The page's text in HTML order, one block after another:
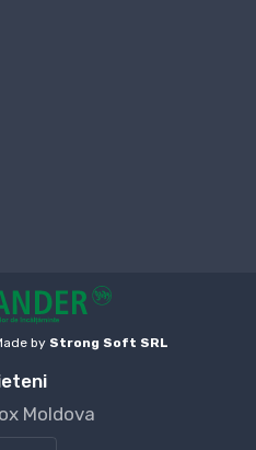
by Strong Soft SRL
Moldova